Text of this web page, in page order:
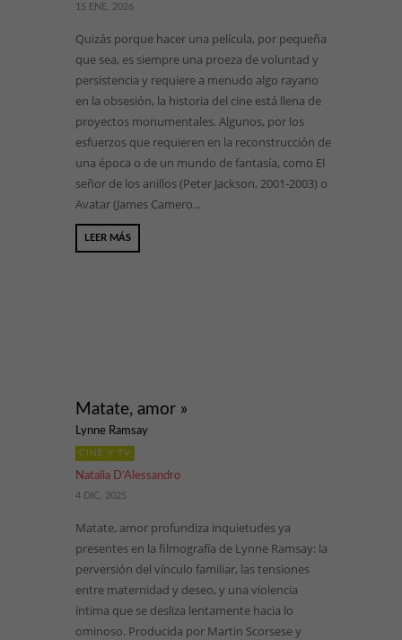
15 ENE, 2026
Quizás porque hacer una película, por pequeña
que sea, es siempre una proeza de voluntad y
persistencia y requiere a menudo algo rayano
en la obsesión, la historia del cine está llena de
proyectos monumentales. Algunos, por los
esfuerzos que requieren en la reconstrucción de
una época o de un mundo de fantasía, como El
señor de los anillos (Peter Jackson, 2001-2003) o
Avatar (James Camero...
LEER MÁS
Matate, amor »
Lynne Ramsay
CINE Y TV
Natalia D’Alessandro
4 DIC, 2025
Matate, amor profundiza inquietudes ya
presentes en la filmografía de Lynne Ramsay: la
perversión del vínculo familiar, las tensiones
entre maternidad y deseo, y una violencia
íntima que se desliza lentamente hacia lo
ominoso. Producida por Martin Scorsese y